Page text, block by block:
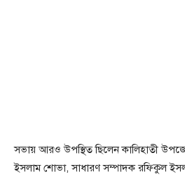
সভায় আরও উপস্থিত ছিলেন কালিহাতী
ইসলাম শোভা, সাধারণ সম্পাদক রফিকুল